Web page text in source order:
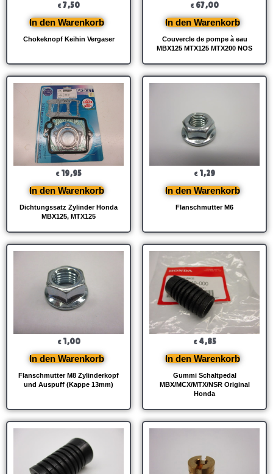
Chokeknopf Keihin Vergaser
€7,50
In den Warenkorb
Couvercle de pompe à eau
MBX125 MTX125 MTX200 NOS
€ 67,00
In den Warenkorb
Dichtungssatz Zylinder Honda
MBX125, MTX125
€ 19,95
In den Warenkorb
Flanschmutter M6
€ 1,29
In den Warenkorb
Flanschmutter M8 Zylinderkopf
und Auspuff (Kappe 13mm)
€1,00
In den Warenkorb
Gummi Schaltpedal
MBX/MCX/MTX/NSR Original
Honda
€4,85
In den Warenkorb